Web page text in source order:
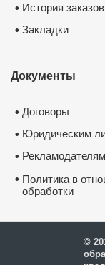
• История заказов
• Закладки
Документы
• Договоры
• Юридическим
• Рекламодателям
• Политика в
обработки
©